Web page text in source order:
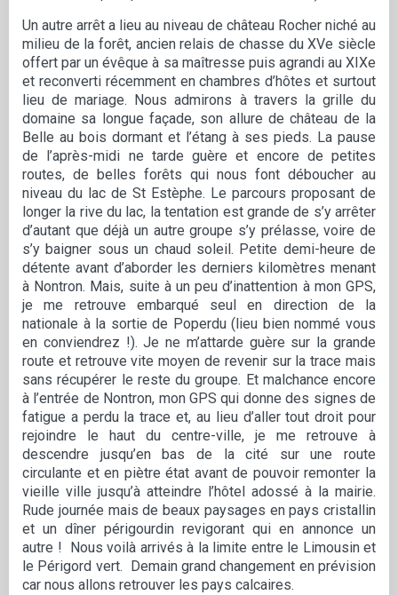
Un autre arrêt a lieu au niveau de château Rocher niché au
milieu de la forêt, ancien relais de chasse du XVe siècle
offert par un évêque à sa maîtresse puis agrandi au XIXe
et reconverti récemment en chambres d’hôtes et surtout
lieu de mariage. Nous admirons à travers la grille du
domaine sa longue façade, son allure de château de la
Belle au bois dormant et l’étang à ses pieds. La pause
de l’après-midi ne tarde guère et encore de petites
routes, de belles forêts qui nous font déboucher au
niveau du lac de St Estèphe. Le parcours proposant de
longer la rive du lac, la tentation est grande de s’y arrêter
d’autant que déjà un autre groupe s’y prélasse, voire de
s’y baigner sous un chaud soleil. Petite demi-heure de
détente avant d’aborder les derniers kilomètres menant
à Nontron. Mais, suite à un peu d’inattention à mon GPS,
je me retrouve embarqué seul en direction de la
nationale à la sortie de Poperdu (lieu bien nommé vous
en conviendrez !). Je ne m’attarde guère sur la grande
route et retrouve vite moyen de revenir sur la trace mais
sans récupérer le reste du groupe. Et malchance encore
à l’entrée de Nontron, mon GPS qui donne des signes de
fatigue a perdu la trace et, au lieu d’aller tout droit pour
rejoindre le haut du centre-ville, je me retrouve à
descendre jusqu’en bas de la cité sur une route
circulante et en piètre état avant de pouvoir remonter la
vieille ville jusqu’à atteindre l’hôtel adossé à la mairie.
Rude journée mais de beaux paysages en pays cristallin
et un dîner périgourdin revigorant qui en annonce un
autre ! Nous voilà arrivés à la limite entre le Limousin et
le Périgord vert. Demain grand changement en prévision
car nous allons retrouver les pays calcaires.